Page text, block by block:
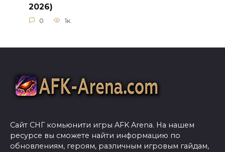
2026)
0 1к.
Сайт СНГ комьюнити игры AFK Arena. На нашем
ресурсе вы сможете найти информацию по
обновлениям, героям, различным игровым гайдам,